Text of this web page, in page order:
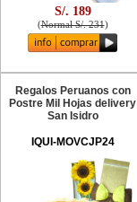
S/. 189
(Normal S/. 231)
Regalos Peruanos con
Postre Mil Hojas delivery
San Isidro
IQUI-MOVCJP24